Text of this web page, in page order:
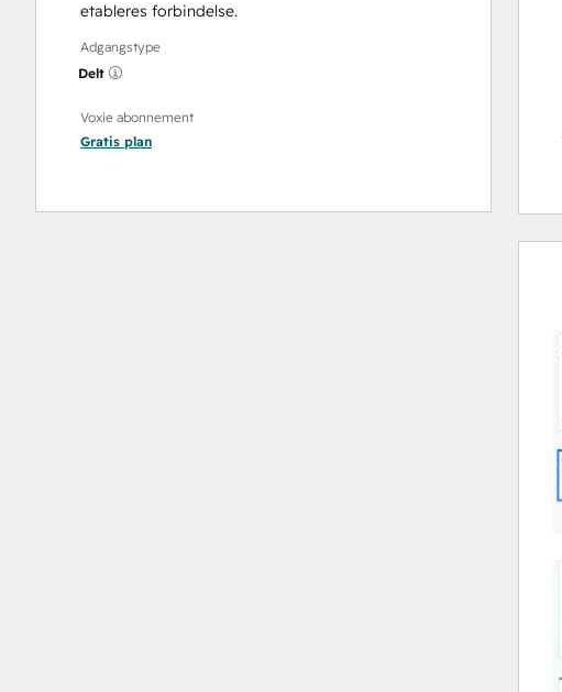
etableres forbindelse.
Adgangstype
Delt
Voxie abonnement
Gratis plan